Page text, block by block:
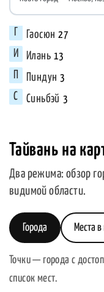
Гаосюн 27
Илань 13
Пиндун 3
Синьбэй 3
Тайвань на
Два режима: обзор
видимой области.
Города Места
Точки — города с
список мест.